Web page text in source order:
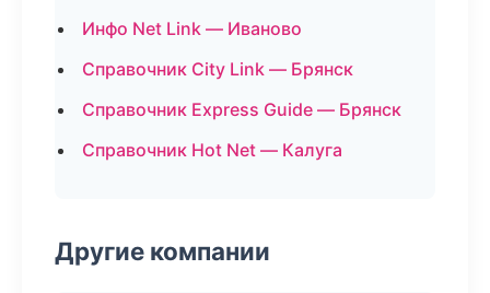
Инфо Net Link — Иваново
Справочник City Link — Брянск
Справочник Express Guide — Брянск
Справочник Hot Net — Калуга
Другие компании